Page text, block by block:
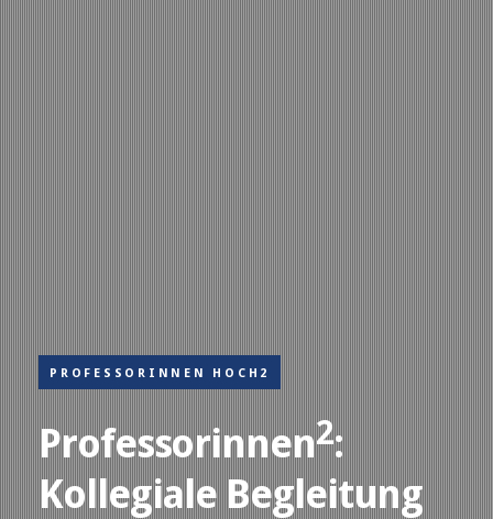
PROFESSORINNEN HOCH2
Professorinnen2:
Kollegiale Begleitung